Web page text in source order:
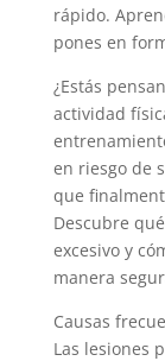
rápido.
pones en
¿Estás
actividad
en riesgo de
que
Descubre
excesivo y
manera
Causas
Las lesiones